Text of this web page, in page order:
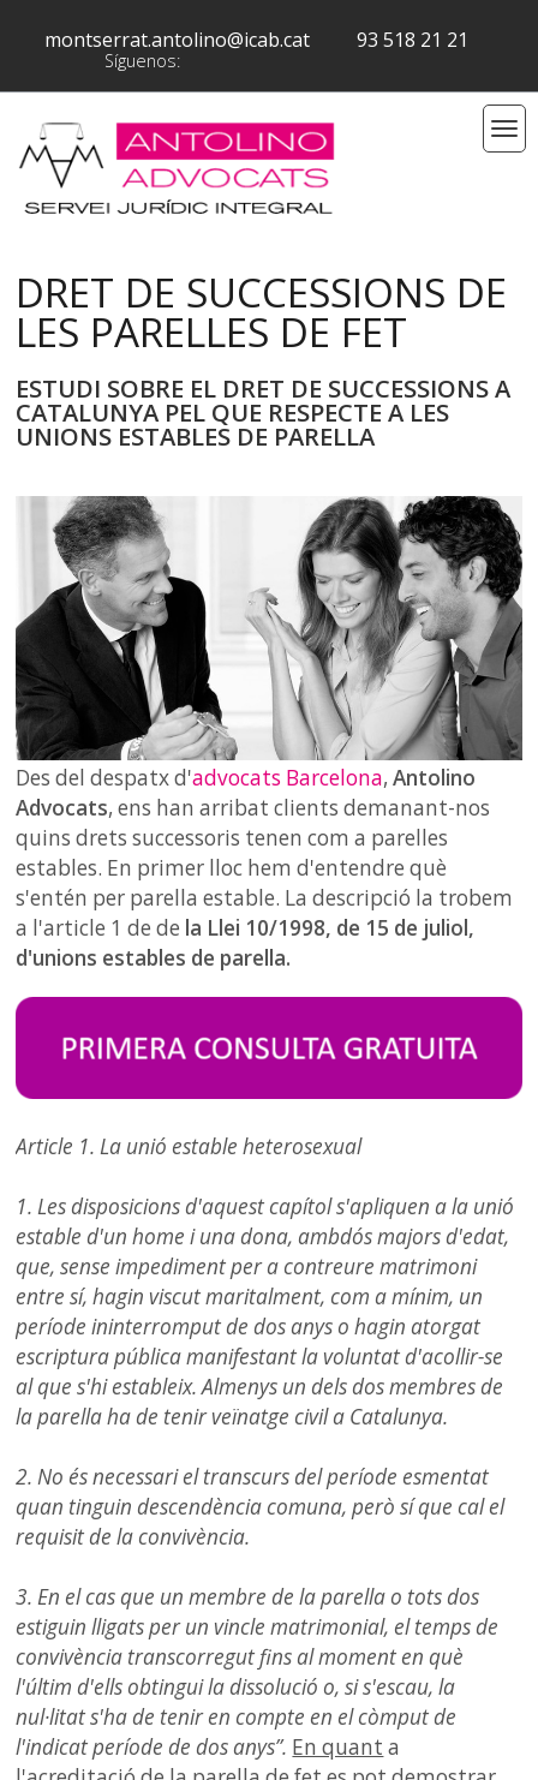
montserrat.antolino@icab.cat 93 518 21 21
Síguenos:
DRET DE SUCCESSIONS DE
LES PARELLES DE FET
ESTUDI SOBRE EL DRET DE SUCCESSIONS A
CATALUNYA PEL QUE RESPECTE A LES
UNIONS ESTABLES DE PARELLA
Des del despatx d'advocats Barcelona,Antolino
Advocats, ens han arribat clients demanant-nos
quins drets successoris tenen com a parelles
estables. En primer lloc hem d'entendre què
s'entén per parella estable. La descripció la trobem
a l'article 1 de de la Llei 10/1998, de 15 de juliol,
d'unions estables de parella.
Article 1. La unió estable heterosexual
1. Les disposicionsd'aquest capítol s'apliquen a la unió
estable d'un home i una dona, ambdós majors d'edat,
que, sense impediment per a contreure matrimoni
entre sí, hagin viscut maritalment, com a mínim, un
període ininterromput de dos anys o hagin atorgat
escriptura pública manifestant la voluntat d'acollir-se
al que s'hi estableix. Almenys un dels dos membres de
la parella ha de tenir veïnatge civil a Catalunya.
2. No és necessari el transcurs del període esmentat
quan tinguin descendència comuna, però sí que cal el
requisit de la convivència.
3. En el cas que un membre de la parella o tots dos
estiguin lligats per un vincle matrimonial, el temps de
convivència transcorregut fins al moment en què
l'últim d'ells obtingui la dissolució o, si s'escau, la
nul·litat s'ha de tenir en compte en el còmput de
l'indicat període de dos anys”. En quant a